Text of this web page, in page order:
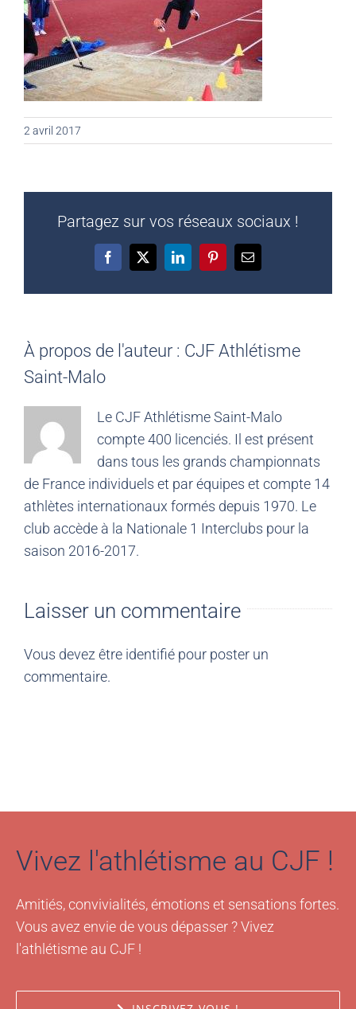
2 avril 2017
Partagez sur vos réseaux sociaux !
Facebook
X LinkedInPinterestEmail
À propos de l'auteur : CJF Athlétisme
Saint-Malo
Le CJF Athlétisme Saint-Malo
compte 400 licenciés. Il est présent
dans tous les grands championnats
de France individuels et par équipes et compte 14
athlètes internationaux formés depuis 1970. Le
club accède à la Nationale 1 Interclubs pour la
saison 2016-2017.
Laisser un commentaire
Vous devez être identifié pour poster un
commentaire.
Vivez l'athlétisme au CJF !
Amitiés, convivialités, émotions et sensations fortes.
Vous avez envie de vous dépasser ? Vivez
l'athlétisme au CJF !